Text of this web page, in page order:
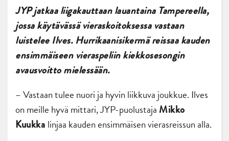
JYP jatkaa liigakauttaan lauantaina Tampereella,
jossa käytävässä vieraskoitoksessa vastaan
luistelee Ilves. Hurrikaanisikermä reissaa kauden
ensimmäiseen vieraspeliin kiekkosesongin
avausvoitto mielessään.
– Vastaan tulee nuori ja hyvin liikkuva joukkue. Ilves
on meille hyvä mittari, JYP-puolustaja Mikko
Kuukka linjaa kauden ensimmäisen vierasreissun alla.